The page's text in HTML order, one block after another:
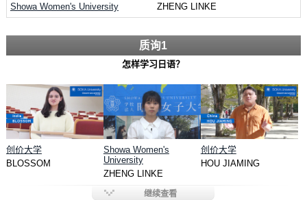
Showa Women's University ZHENG LINKE
质询1
怎样学习日语？
创价大学
BLOSSOM
Showa Women's
University
ZHENG LINKE
创价大学
HOU JIAMING
继续查看